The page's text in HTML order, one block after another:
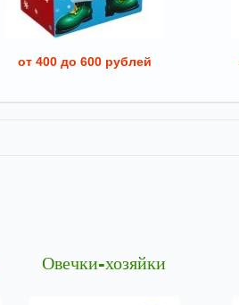
от 400 до 600 рублей
Овечки-хозяйки